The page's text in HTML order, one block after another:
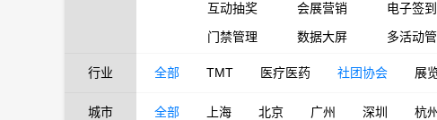
互动抽奖
会展营销 电子签到
门禁管理
数据大屏 多活动
行业 全部 TMT 医疗医药 社团协会 展
城市 全部 上海 北京 广州 深圳 杭州